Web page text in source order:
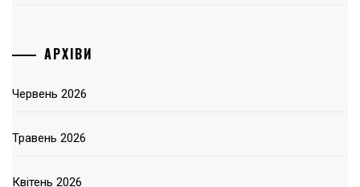
АРХІВИ
Червень 2026
Травень 2026
Квітень 2026